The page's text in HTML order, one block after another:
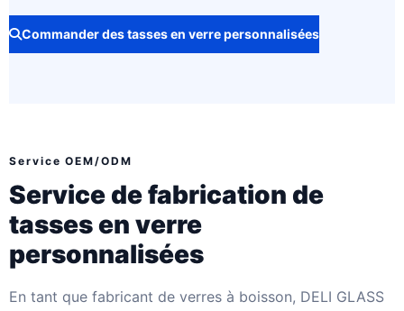
Commander des tasses en verre personnalisées
Service OEM/ODM
Service de fabrication de
tasses en verre
personnalisées
En tant que fabricant de verres à boisson, DELI GLASS